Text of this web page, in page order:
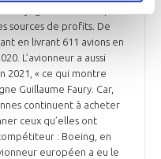
sources de profits. De
en livrant 611 avions en
L’avionneur a aussi
2021, « ce qui montre
Guillaume Faury. Car,
continuent à acheter
ceux qu’elles ont
: Boeing, en
européen a eu le